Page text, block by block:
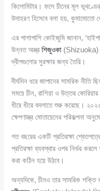
কিলোমিটার। ফলে চীনের মূল
উদাহরণ হিসেবে বলা হয়, কুমামোতো
এর পাশাপাশি কোইজুমি জানান,
উন্নত অস্ত্রশিজুওকা (Shizuoka)
দ্বীপগুলোর সুরক্ষার জন্য তৈরি।
দীর্ঘদিন ধরে জাপানের সামরিক
সময়ে চীন, রাশিয়া ও উত্তর
ধীরে ধীরে বদলাতে শুরু করেছে।
ক্ষেপণাস্ত্র মোতায়েনের পরিকল্পনা
গত বছরের একটি প্রতিরক্ষা
প্রতিরক্ষা ব্যবস্থার ওপর নির্ভর
করা কঠিন হয়ে উঠবে।
অন্যদিকে, চীনও তার সামরিক শক্তি